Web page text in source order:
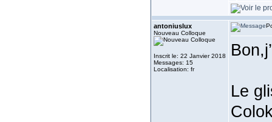
antoniuslux
Nouveau Colloque
Inscrit le: 22 Janvier 2018
Messages: 15
Localisation: fr
Le